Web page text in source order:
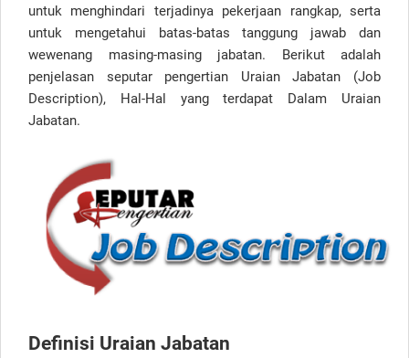
untuk menghindari terjadinya pekerjaan rangkap, serta
untuk mengetahui batas-batas tanggung jawab dan
wewenang masing-masing jabatan. Berikut adalah
penjelasan seputar pengertian Uraian Jabatan (Job
Description), Hal-Hal yang terdapat Dalam Uraian
Jabatan.
Definisi Uraian Jabatan